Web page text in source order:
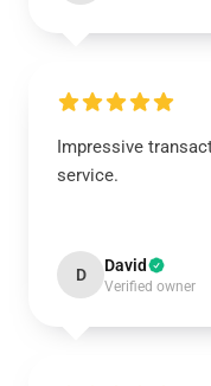
Impressive
service.
D David
Verified owner